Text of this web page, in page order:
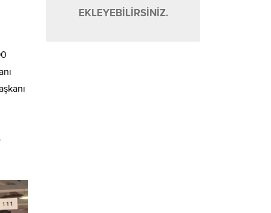
EKLEYEBİLİRSİNİZ.